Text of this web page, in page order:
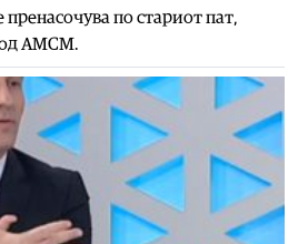
пренасочува по стариот пат,
од АМСМ.